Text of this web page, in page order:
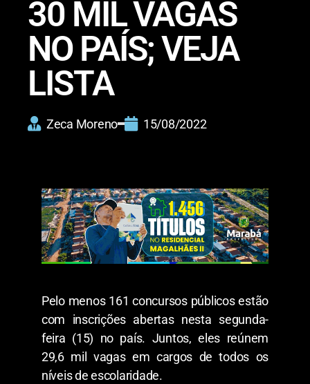
30 MIL VAGAS
NO PAÍS; VEJA
LISTA
Zeca Moreno 15/08/2022
Pelo menos 161 concursos públicos estão
com inscrições abertas nesta segunda-
feira (15) no país. Juntos, eles reúnem
29,6 mil vagas em cargos de todos os
níveis de escolaridade.